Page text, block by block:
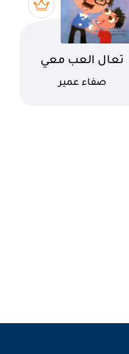
اسم الكتاب
تعال العب معي
كاتب
صفاء عمير